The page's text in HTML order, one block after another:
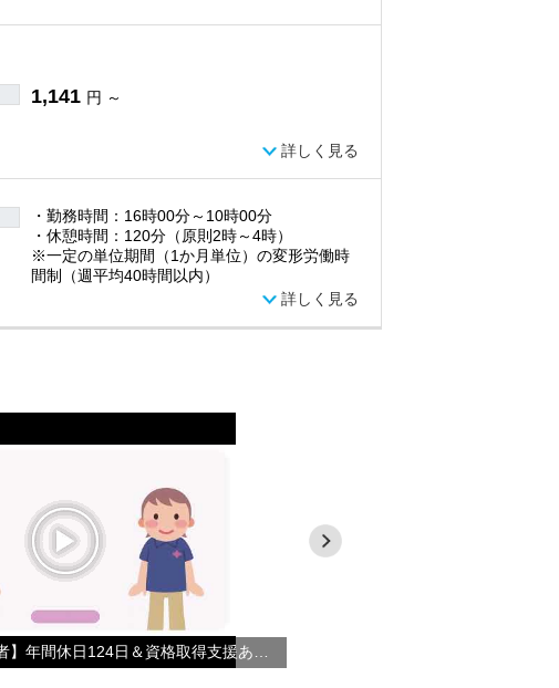
1,141 円 ～
詳しく見る
・勤務時間：16時00分～10時00分
・休憩時間：120分（原則2時～4時）
※一定の単位期間（1か月単位）の変形労働時
間制（週平均40時間以内）
詳しく見る